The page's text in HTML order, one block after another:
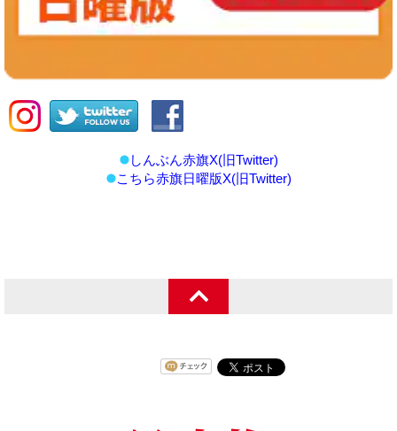
しんぶん赤旗X(旧Twitter)
こちら赤旗日曜版X(旧Twitter)